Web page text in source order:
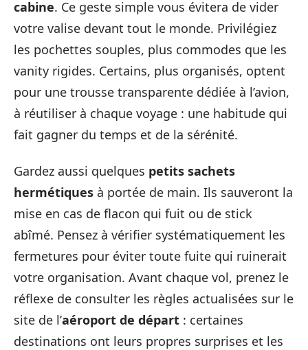
cabine. Ce geste simple vous évitera de vider
votre valise devant tout le monde. Privilégiez
les pochettes souples, plus commodes que les
vanity rigides. Certains, plus organisés, optent
pour une trousse transparente dédiée à l’avion,
à réutiliser à chaque voyage : une habitude qui
fait gagner du temps et de la sérénité.
Gardez aussi quelques petits sachets
hermétiques à portée de main. Ils sauveront la
mise en cas de flacon qui fuit ou de stick
abîmé. Pensez à vérifier systématiquement les
fermetures pour éviter toute fuite qui ruinerait
votre organisation. Avant chaque vol, prenez le
réflexe de consulter les règles actualisées sur le
site de l’aéroport de départ : certaines
destinations ont leurs propres surprises et les